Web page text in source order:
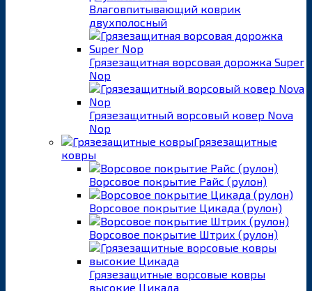
Влаговпитывающий коврик
двухполосный
Грязезащитная ворсовая дорожка Super
Nop
Грязезащитный ворсовый ковер Nova
Nop
Грязезащитные
ковры
Ворсовое покрытие Райс (рулон)
Ворсовое покрытие Цикада (рулон)
Ворсовое покрытие Штрих (рулон)
Грязезащитные ворсовые ковры
высокие Цикада